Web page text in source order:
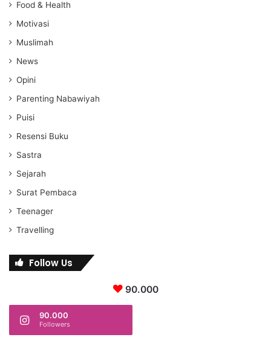
Food & Health
Motivasi
Muslimah
News
Opini
Parenting Nabawiyah
Puisi
Resensi Buku
Sastra
Sejarah
Surat Pembaca
Teenager
Travelling
Follow Us
90.000
90.000
Followers